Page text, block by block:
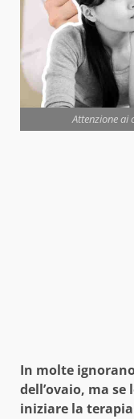
Attenzione ai
In molte
dell’ovaio, ma se
iniziare la